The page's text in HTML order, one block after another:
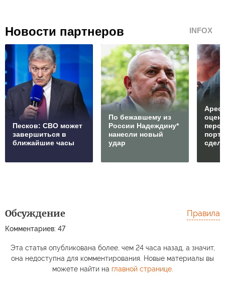
Новости партнеров INFOX
Песков: СВО может
завершиться в
ближайшие часы
По бежавшему из
России Надеждину*
нанесли новый
удар
Обсуждение
Комментариев: 47
Правила
Эта статья опубликована более, чем 24 часа назад, а значит,
она недоступна для комментирования. Новые материалы вы
можете найти на главной странице.